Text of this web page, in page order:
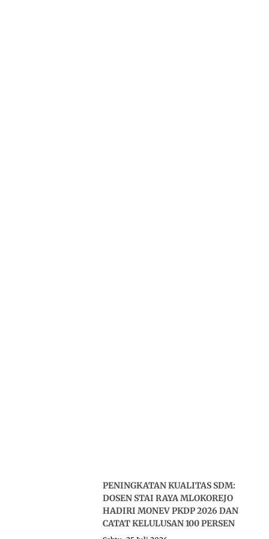
PENINGKATAN KUALITAS SDM:
DOSEN STAI RAYA MLOKOREJO
HADIRI MONEV PKDP 2026 DAN
CATAT KELULUSAN 100 PERSEN